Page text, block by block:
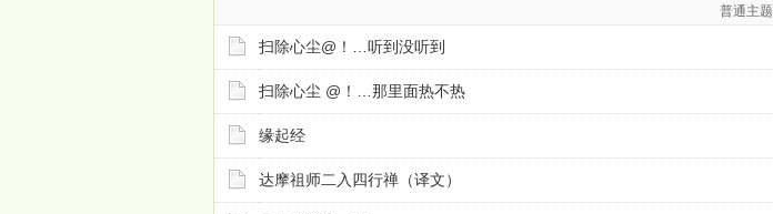
普通主题
扫除心尘@！…听到没听到
扫除心尘 @！…那里面热不热
缘起经
达摩祖师二入四行禅（译文）